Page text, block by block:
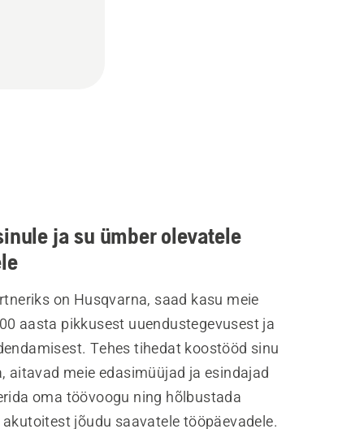
ja su ümber olevatele
on Husqvarna, saad kasu meie
aasta pikkusest uuendustegevusest ja
Tehes tihedat koostööd sinu
aitavad meie edasimüüjad ja esindajad
oma töövoogu ning hõlbustada
jõudu saavatele tööpäevadele.